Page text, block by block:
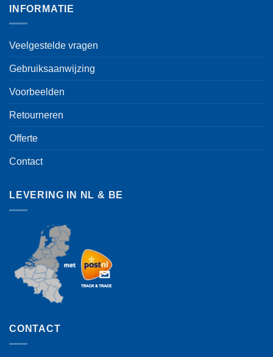
INFORMATIE
Veelgestelde vragen
Gebruiksaanwijzing
Voorbeelden
Retourneren
Offerte
Contact
LEVERING IN NL & BE
CONTACT